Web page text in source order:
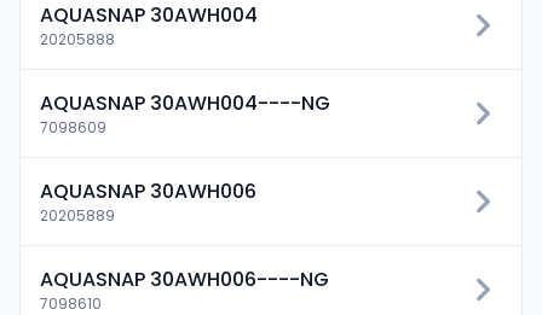
AQUASNAP 30AWH004
20205888
AQUASNAP 30AWH004----NG
7098609
AQUASNAP 30AWH006
20205889
AQUASNAP 30AWH006----NG
7098610